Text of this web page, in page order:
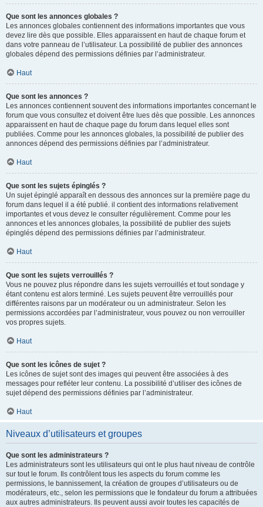
Que sont les annonces globales ?
Les annonces globales contiennent des informations importantes que vous
devez lire dès que possible. Elles apparaissent en haut de chaque forum et
dans votre panneau de l’utilisateur. La possibilité de publier des annonces
globales dépend des permissions définies par l’administrateur.
Haut
Que sont les annonces ?
Les annonces contiennent souvent des informations importantes concernant le
forum que vous consultez et doivent être lues dès que possible. Les annonces
apparaissent en haut de chaque page du forum dans lequel elles sont
publiées. Comme pour les annonces globales, la possibilité de publier des
annonces dépend des permissions définies par l’administrateur.
Haut
Que sont les sujets épinglés ?
Un sujet épinglé apparaît en dessous des annonces sur la première page du
forum dans lequel il a été publié. il contient des informations relativement
importantes et vous devez le consulter régulièrement. Comme pour les
annonces et les annonces globales, la possibilité de publier des sujets
épinglés dépend des permissions définies par l’administrateur.
Haut
Que sont les sujets verrouillés ?
Vous ne pouvez plus répondre dans les sujets verrouillés et tout sondage y
étant contenu est alors terminé. Les sujets peuvent être verrouillés pour
différentes raisons par un modérateur ou un administrateur. Selon les
permissions accordées par l’administrateur, vous pouvez ou non verrouiller
vos propres sujets.
Haut
Que sont les icônes de sujet ?
Les icônes de sujet sont des images qui peuvent être associées à des
messages pour refléter leur contenu. La possibilité d’utiliser des icônes de
sujet dépend des permissions définies par l’administrateur.
Haut
Niveaux d’utilisateurs et groupes
Que sont les administrateurs ?
Les administrateurs sont les utilisateurs qui ont le plus haut niveau de contrôle
sur tout le forum. Ils contrôlent tous les aspects du forum comme les
permissions, le bannissement, la création de groupes d’utilisateurs ou de
modérateurs, etc., selon les permissions que le fondateur du forum a attribuées
aux autres administrateurs. Ils peuvent aussi avoir toutes les capacités de